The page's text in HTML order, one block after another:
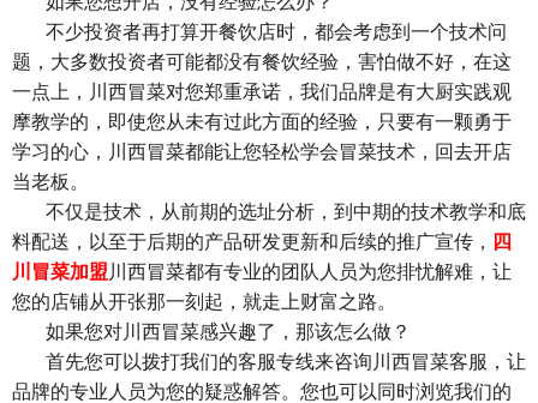
不少投资者再打算开餐饮店时，都会考虑到一个技术问
题，大多数投资者可能都没有餐饮经验，害怕做不好，在这
一点上，川西冒菜对您郑重承诺，我们品牌是有大厨实践观
摩教学的，即使您从未有过此方面的经验，只要有一颗勇于
学习的心，川西冒菜都能让您轻松学会冒菜技术，回去开店
当老板。
不仅是技术，从前期的选址分析，到中期的技术教学和底
料配送，以至于后期的产品研发更新和后续的推广宣传， 四
川冒菜加盟 川西冒菜都有专业的团队人员为您排忧解难，让
您的店铺从开张那一刻起，就走上财富之路。
如果您对川西冒菜感兴趣了，那该怎么做？
首先您可以拨打我们的客服专线来咨询川西冒菜客服，让
品牌的专业人员为您的疑惑解答。您也可以同时浏览我们的